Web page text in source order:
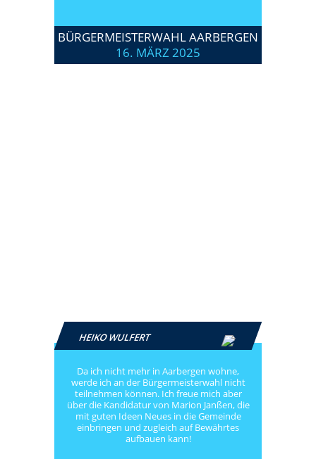
BÜRGERMEISTERWAHL AARBERGEN
16. MÄRZ 2025
HEIKO WULFERT
Da ich nicht mehr in Aarbergen wohne,
werde ich an der Bürgermeisterwahl nicht
teilnehmen können. Ich freue mich aber
über die Kandidatur von Marion Janßen, die
mit guten Ideen Neues in die Gemeinde
einbringen und zugleich auf Bewährtes
aufbauen kann!